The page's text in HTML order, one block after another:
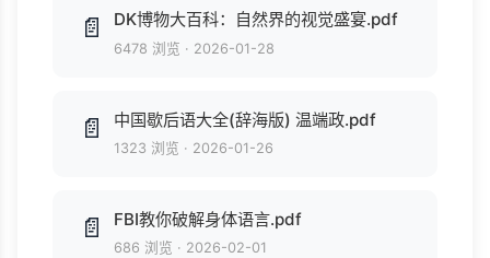
📄 DK博物大百科：自然界的视觉盛宴.pdf
6478 浏览 · 2026-01-28
📄 中国歇后语大全(辞海版) 温端政.pdf
1323 浏览 · 2026-01-26
📄 FBI教你破解身体语言.pdf
686 浏览 · 2026-02-01